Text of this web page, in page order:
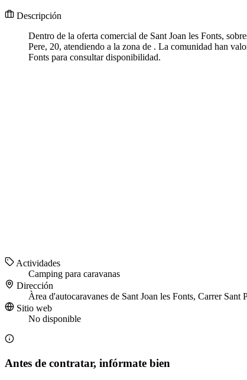
Descripción
Dentro de la oferta comercial de Sant Joan les Fonts,
Pere, 20, atendiendo a la zona de . La comunidad han
Fonts para consultar disponibilidad.
Actividades
Camping para caravanas
Dirección
Àrea d'autocaravanes de Sant Joan les Fonts, Carrer Sant
Sitio web
No disponible
Antes de contratar, infórmate bien